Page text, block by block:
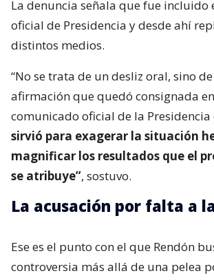
La denuncia señala que fue incluido
oficial de Presidencia y desde ahí
distintos medios.
“No se trata de un desliz oral, sino
afirmación que quedó consignada
comunicado oficial de la
sirvió para exagerar la situación
magnificar los resultados que el
se atribuye”, sostuvo.
La acusación por falta a
Ese es el punto con el que Rendón
controversia más allá de una pelea